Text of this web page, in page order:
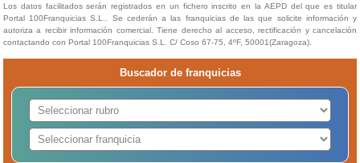
Los datos facilitados serán registrados en un fichero inscrito en la AEPD del que es titular
Portal 100Franquicias S.L.. Se cederán a las franquicias de las que solicite información y
autoriza a recibir información comercial. Tiene derecho al acceso, rectificación y cancelación
contactando con Portal 100Franquicias S.L. C/ Coso 67-75, 4ºF, 50001(Zaragoza).
Buscador de franquicias